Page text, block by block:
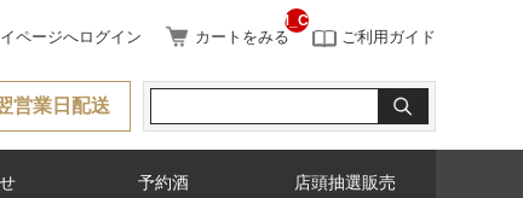
ページへログイン カートをみる
__ITM_CNT__
ご利用ガイド
営業日配送
予約酒 店頭抽選販売